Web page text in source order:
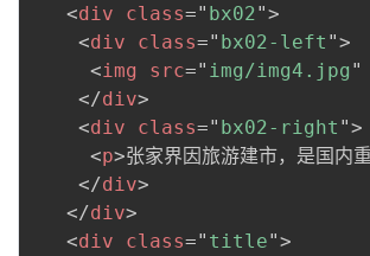
<div class=" bx02">
<div class=" bx02-left ">
<img src=" img/img4.jpg "
</div>
<div class=" bx02-right ">
<p>张家界因旅游建市，是国内
</div>
</div>
<div class=" title">